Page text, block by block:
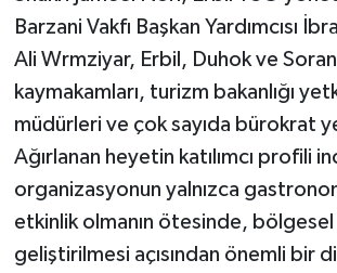
Barzani Vakfı Başkan Yardımcısı
Ali Wrmziyar, Erbil, Duhok ve
kaymakamları, turizm bakanlığı
müdürleri ve çok sayıda bürokrat
Ağırlanan heyetin katılımcı profili
organizasyonun yalnızca
etkinlik olmanın ötesinde, bölgesel
geliştirilmesi açısından önemli bir